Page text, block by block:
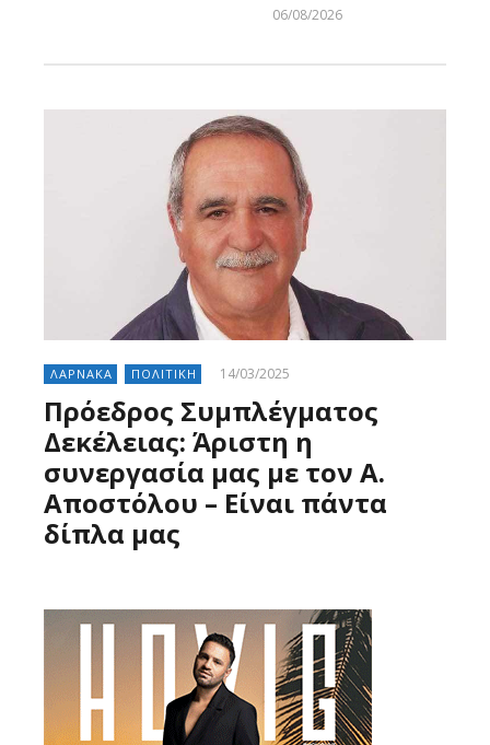
06/08/2026
ΛΑΡΝΑΚΑ ΠΟΛΙΤΙΚΗ 14/03/2025
Πρόεδρος Συμπλέγματος
Δεκέλειας: Άριστη η
συνεργασία μας με τον Α.
Αποστόλου – Είναι πάντα
δίπλα μας